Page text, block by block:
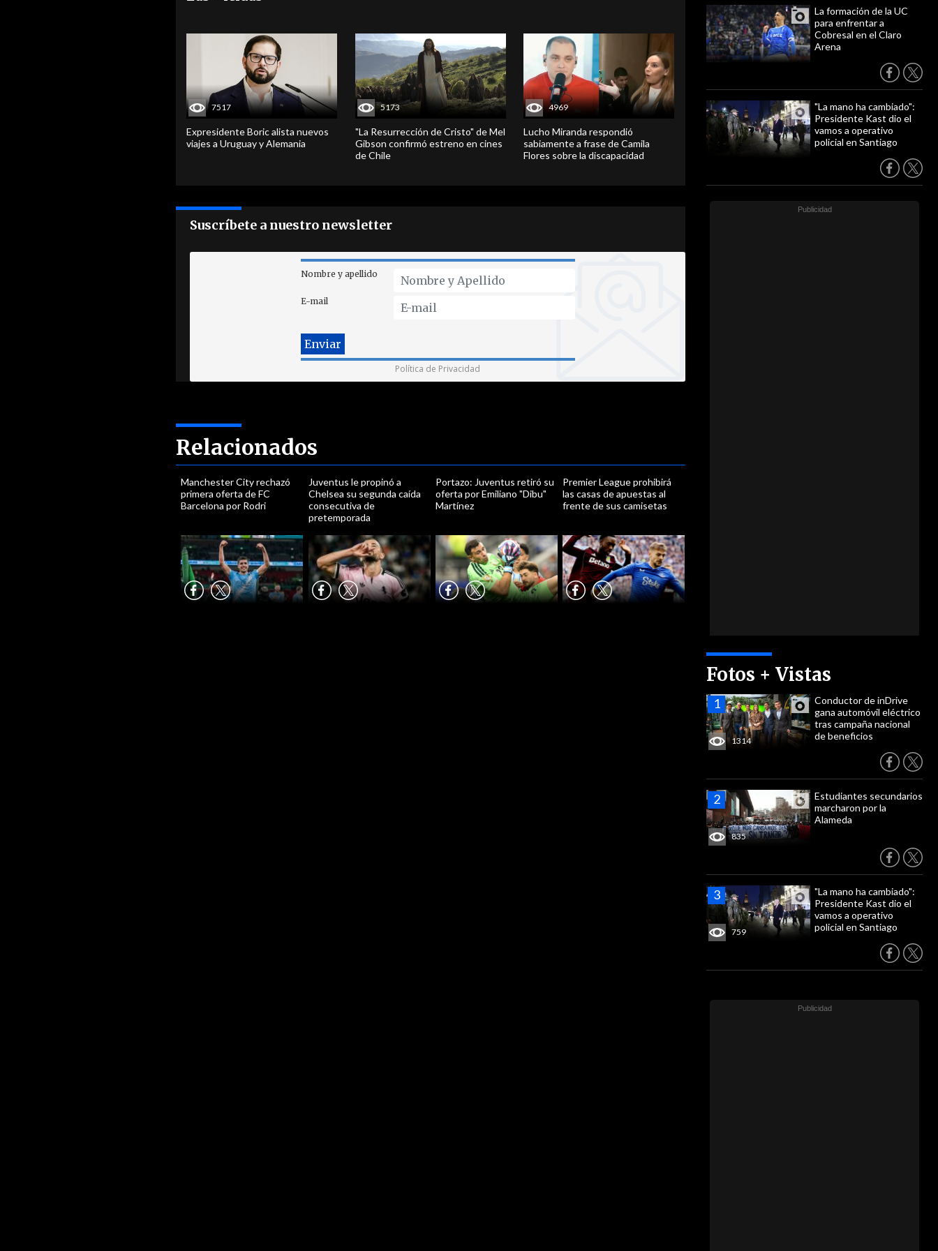
La formación de la UC
para enfrentar a
Cobresal en el Claro
Arena
"La mano ha cambiado":
Presidente Kast dio el
vamos a operativo
policial en Santiago
Fotos + Vistas
1314
Conductor de inDrive
gana automóvil eléctrico
tras campaña nacional
de beneficios
835
Estudiantes secundarios
marcharon por la
Alameda
759
"La mano ha cambiado":
Presidente Kast dio el
vamos a operativo
policial en Santiago
7517
Expresidente Boric alista nuevos
viajes a Uruguay y Alemania
5173
"La Resurrección de Cristo" de Mel
Gibson confirmó estreno en cines
de Chile
4969
Lucho Miranda respondió
sabiamente a frase de Camila
Flores sobre la discapacidad
Suscríbete a nuestro newsletter
Nombre y apellido
E-mail
Política de Privacidad
Relacionados
Manchester City rechazó
primera oferta de FC
Barcelona por Rodri
Juventus le propinó a
Chelsea su segunda caída
consecutiva de
pretemporada
Portazo: Juventus retiró su
oferta por Emiliano "Dibu"
Martínez
Premier League prohibirá
las casas de apuestas al
frente de sus camisetas